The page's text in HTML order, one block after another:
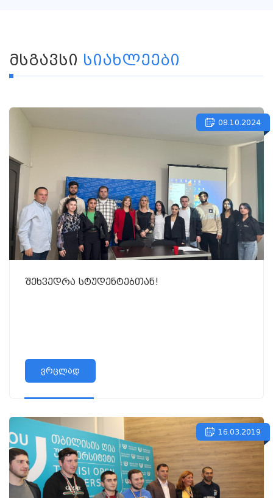
ᲛᲡᲒᲐᲕᲡᲘ ᲡᲘᲐᲮᲚᲔᲔᲑᲘ
08.10.2024
შეხვედრა სტუდენტებთან!
ვრცლად
16.03.2019